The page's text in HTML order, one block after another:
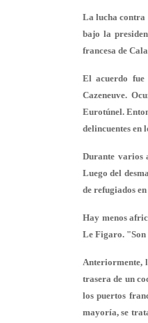
La lucha contra
bajo la
francesa de
El acuerdo
Cazeneuve.
Eurotúnel.
delincuentes en
Durante varios
Luego del
de refugiados
Hay menos
Le Figaro. "Son
Anteriormente,
trasera de un
los puertos
mayoría, se